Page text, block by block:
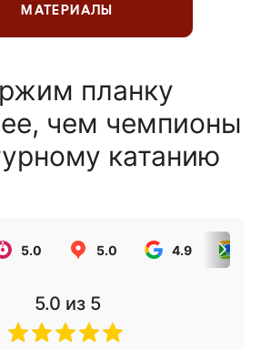
МАТЕРИАЛЫ
планку
чем чемпионы
катанию
5.0 5.0 4.9
5.0 из 5